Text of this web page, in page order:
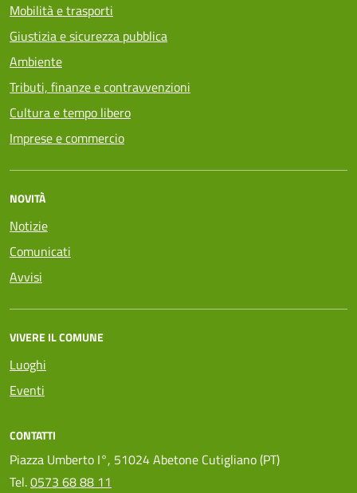
Mobilità e trasporti
Giustizia e sicurezza pubblica
Ambiente
Tributi, finanze e contravvenzioni
Cultura e tempo libero
Imprese e commercio
NOVITÀ
Notizie
Comunicati
Avvisi
VIVERE IL COMUNE
Luoghi
Eventi
CONTATTI
Piazza Umberto I°, 51024 Abetone Cutigliano (PT)
Tel.0573 68 88 11